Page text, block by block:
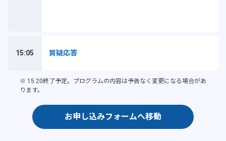
15:05 質疑応答
※ 15:20終了予定。プログラムの内容は予告なく変更になる場合があ
ります。
お申し込みフォームへ移動